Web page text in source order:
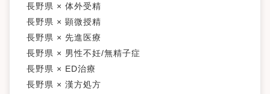
長野県 × 体外受精
長野県 × 顕微授精
長野県 × 先進医療
長野県 × 男性不妊/無精子症
長野県 × ED治療
長野県 × 漢方処方